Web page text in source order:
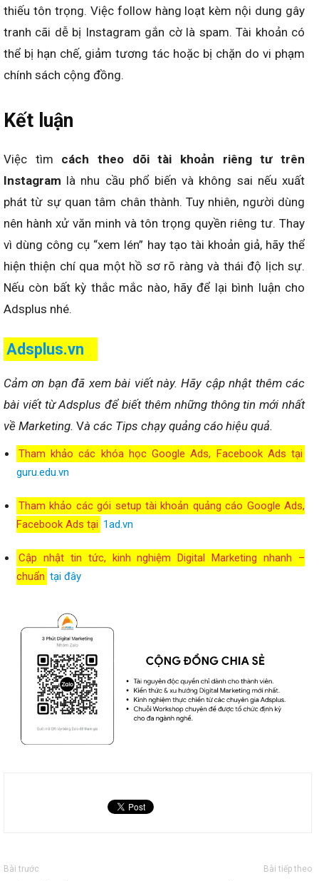
thiếu tôn trọng. Việc follow hàng loạt kèm nội dung gây
tranh cãi dễ bị Instagram gắn cờ là spam. Tài khoản có
thể bị hạn chế, giảm tương tác hoặc bị chặn do vi phạm
chính sách cộng đồng.
Kết luận
Việc tìm cách theo dõi tài khoản riêng tư trên
Instagram là nhu cầu phổ biến và không sai nếu xuất
phát từ sự quan tâm chân thành. Tuy nhiên, người dùng
nên hành xử văn minh và tôn trọng quyền riêng tư. Thay
vì dùng công cụ “xem lén” hay tạo tài khoản giả, hãy thể
hiện thiện chí qua một hồ sơ rõ ràng và thái độ lịch sự.
Nếu còn bất kỳ thắc mắc nào, hãy để lại bình luận cho
Adsplus nhé.
Adsplus.vn
Cảm ơn bạn đã xem bài viết này. Hãy cập nhật thêm các
bài viết từ Adsplus để biết thêm những thông tin mới nhất
về Marketing. Và các Tips chạy quảng cáo hiệu quả.
Tham khảo các khóa học Google Ads, Facebook Ads tại
guru.edu.vn
Tham khảo các gói setup tài khoản quảng cáo Google Ads,
Facebook Ads tại 1ad.vn
Cập nhật tin tức, kinh nghiệm Digital Marketing nhanh –
chuẩn tại đây
Bài trước Bài tiếp theo